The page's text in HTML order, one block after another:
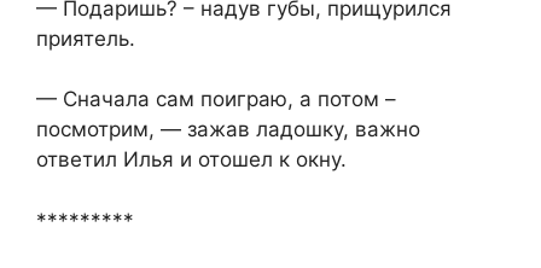
— Подаришь? – надув губы, прищурился
приятель.
— Сначала сам поиграю, а потом –
посмотрим, — зажав ладошку, важно
ответил Илья и отошел к окну.
*********